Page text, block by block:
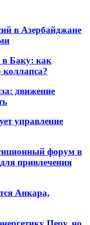
в Азербайджане
в Баку: как
коллапса?
движение
управление
форум в
привлечения
Анкара,